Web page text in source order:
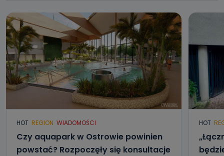
HOT REGION WIADOMOŚCI
Czy aquapark w Ostrowie powinien
powstać? Rozpoczęły się konsultacje
HOT